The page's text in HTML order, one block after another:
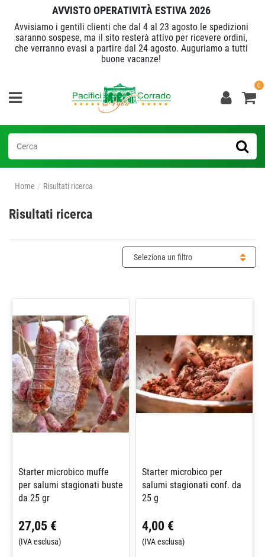
AVVISTO OPERATIVITÀ ESTIVA 2026
Avvisiamo i gentili clienti che dal 4 al 23 agosto le spedizioni
saranno sospese, ma il sito resterà attivo per ricevere ordini,
che verranno evasi a partire dal 24 agosto. Auguriamo a tutti
buone vacanze!
0
Home Risultati ricerca
Risultati ricerca
Seleziona un filtro
Starter microbico muffe
per salumi stagionati buste
da 25 gr
27,05 €
(IVA esclusa)
Starter microbico per
salumi stagionati conf. da
25 g
4,00 €
(IVA esclusa)